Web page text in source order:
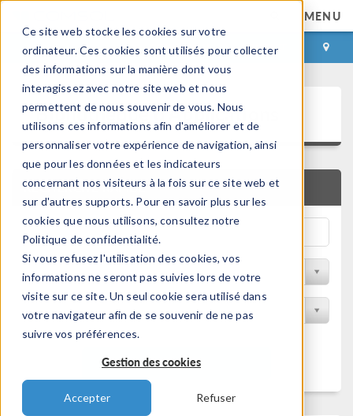
Ce site web stocke les cookies sur votre
ordinateur. Ces cookies sont utilisés pour collecter
des informations sur la manière dont vous
interagissez avec notre site web et nous
permettent de nous souvenir de vous. Nous
utilisons ces informations afin d'améliorer et de
personnaliser votre expérience de navigation, ainsi
que pour les données et les indicateurs
concernant nos visiteurs à la fois sur ce site web et
sur d'autres supports. Pour en savoir plus sur les
cookies que nous utilisons, consultez notre
Politique de confidentialité.
Si vous refusez l'utilisation des cookies, vos
informations ne seront pas suivies lors de votre
visite sur ce site. Un seul cookie sera utilisé dans
votre navigateur afin de se souvenir de ne pas
suivre vos préférences.
Gestion des cookies
Accepter Refuser
MENU
CONNEXION CONTACT
Bibliothèque d'Applications
RECHERCHE RAPIDE
Trier par Discipline
Filtrer par produit
Filtrer